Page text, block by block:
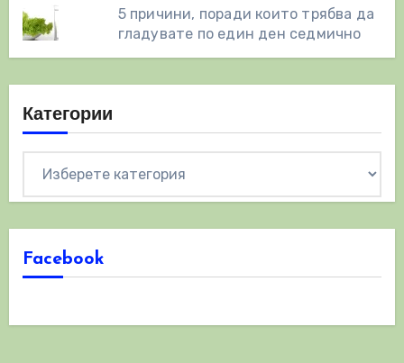
5 причини, поради които трябва да
гладувате по един ден седмично
Категории
Facebook